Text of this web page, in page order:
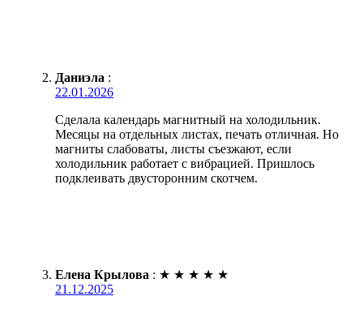
Даниэла :
22.01.2026
Сделала календарь магнитный на холодильник.
Месяцы на отдельных листах, печать отличная. Но
магниты слабоваты, листы съезжают, если
холодильник работает с вибрацией. Пришлось
подклеивать двусторонним скотчем.
Елена Крылова : ★ ★ ★ ★ ★
21.12.2025